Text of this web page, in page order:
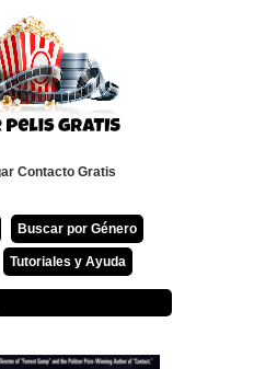
Contacto Gratis
Buscar por Género
Tutoriales y Ayuda